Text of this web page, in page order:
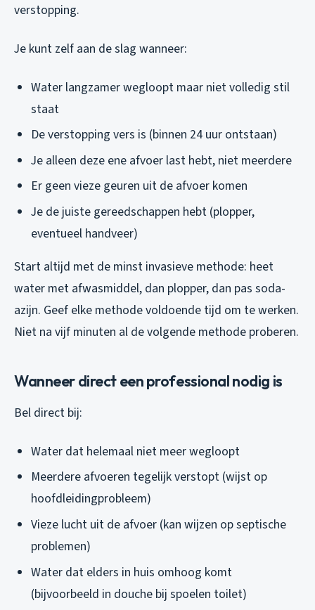
verstopping.
Je kunt zelf aan de slag wanneer:
Water langzamer wegloopt maar niet volledig stil
staat
De verstopping vers is (binnen 24 uur ontstaan)
Je alleen deze ene afvoer last hebt, niet meerdere
Er geen vieze geuren uit de afvoer komen
Je de juiste gereedschappen hebt (plopper,
eventueel handveer)
Start altijd met de minst invasieve methode: heet
water met afwasmiddel, dan plopper, dan pas soda-
azijn. Geef elke methode voldoende tijd om te werken.
Niet na vijf minuten al de volgende methode proberen.
Wanneer direct een professional nodig is
Bel direct bij:
Water dat helemaal niet meer wegloopt
Meerdere afvoeren tegelijk verstopt (wijst op
hoofdleidingprobleem)
Vieze lucht uit de afvoer (kan wijzen op septische
problemen)
Water dat elders in huis omhoog komt
(bijvoorbeeld in douche bij spoelen toilet)